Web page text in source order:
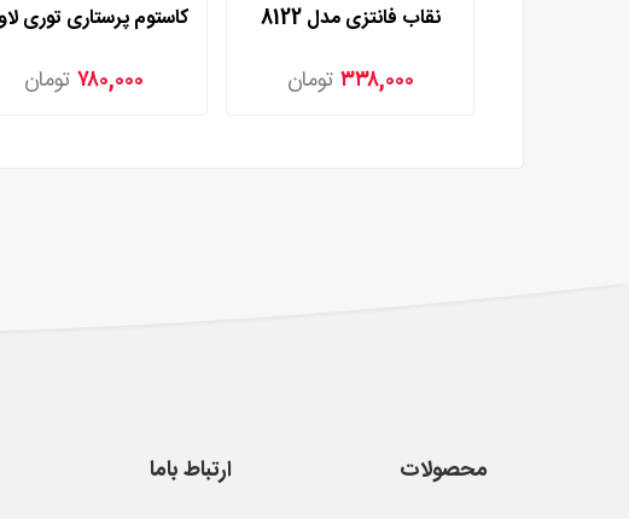
نقاب فانتزی مدل 8122
۳۳۸,۰۰۰ تومان ۷۸۰,۰۰۰تومان
محصولات ارتباط باما